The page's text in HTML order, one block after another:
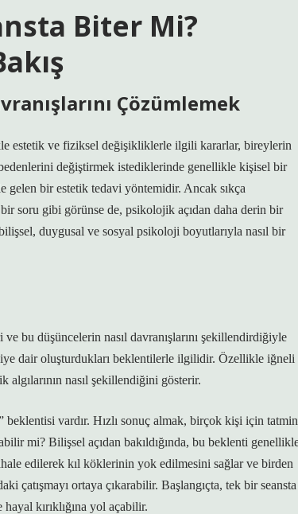
Biter Mi?
Çözümlemek
estetik ve fiziksel değişikliklerle ilgili kararlar, bireylerin
değiştirmek istediklerinde genellikle kişisel bir
gelen bir estetik tedavi yöntemidir. Ancak sıkça
soru gibi görünse de, psikolojik açıdan daha derin bir
duygusal ve sosyal psikoloji boyutlarıyla nasıl bir
bu düşüncelerin nasıl davranışlarını şekillendirdiğiyle
dair oluşturdukları beklentilerle ilgilidir. Özellikle iğneli
nasıl şekillendiğini gösterir.
vardır. Hızlı sonuç almak, birçok kişi için tatmin
mi? Bilişsel açıdan bakıldığında, bu beklenti
edilerek kıl köklerinin yok edilmesini sağlar ve birden
çatışmayı ortaya çıkarabilir. Başlangıçta, tek bir seansta
kırıklığına yol açabilir.